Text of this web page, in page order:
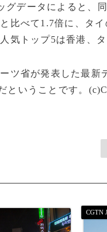
グデータによると、
比べて1.7倍に、タ
気トップ5は香港、
ツ省が発表した最新
ということです。